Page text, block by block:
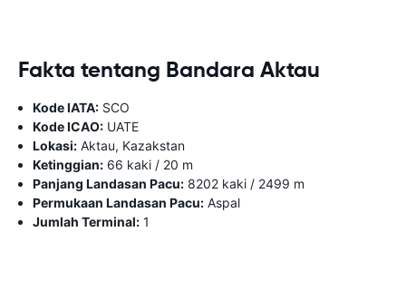
Fakta tentang Bandara Aktau
Kode IATA: SCO
Kode ICAO: UATE
Lokasi: Aktau, Kazakstan
Ketinggian: 66 kaki / 20 m
Panjang Landasan Pacu: 8202 kaki / 2499 m
Permukaan Landasan Pacu: Aspal
Jumlah Terminal: 1